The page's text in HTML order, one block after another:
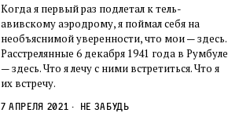
Когда я первый раз подлетал к тель-
авивскому аэродрому, я поймал себя на
необъяснимой уверенности, что мои — здесь.
Расстрелянные 6 декабря 1941 года в Румбуле
— здесь. Что я лечу с ними встретиться. Что я
их встречу.
7 апреля 2021 Не забудь